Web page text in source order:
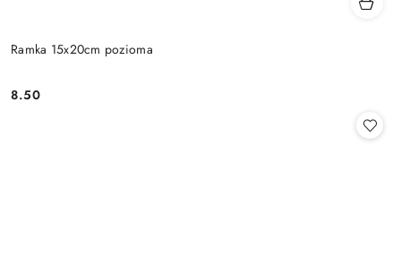
Ramka 15x20cm pozioma
Cena:
8.50